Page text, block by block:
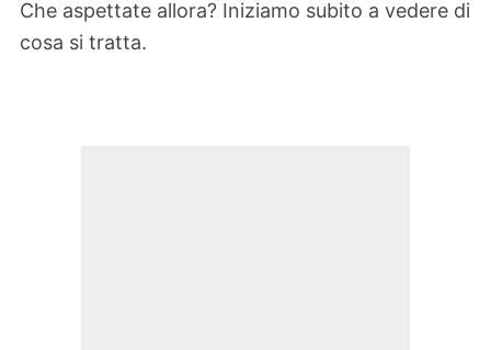
Che aspettate allora? Iniziamo subito a vedere di
cosa si tratta.